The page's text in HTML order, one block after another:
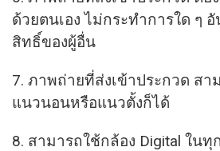
ด้วยตนเอง ไม่กระทำการใด ๆ
สิทธิ์ของผู้อื่น
7. ภาพถ่ายที่ส่งเข้าประกวด ส
แนวนอนหรือแนวตั้งก็ได้
8. สามารถใช้กล้อง Digital ในทุ